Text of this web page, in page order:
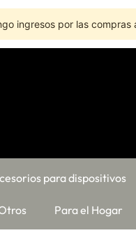
ingresos por las
para dispositivos
Para el Hogar